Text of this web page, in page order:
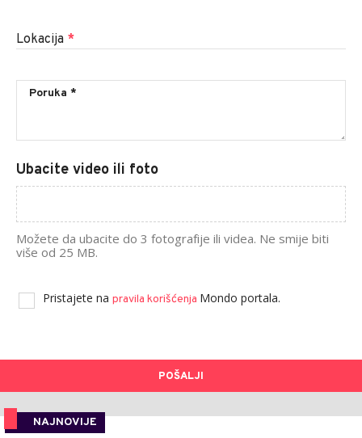
Lokacija *
Ubacite video ili foto
Možete da ubacite do 3 fotografije ili videa. Ne smije biti
više od 25 MB.
Pristajete na pravila korišćenja Mondo portala.
POŠALJI
NAJNOVIJE